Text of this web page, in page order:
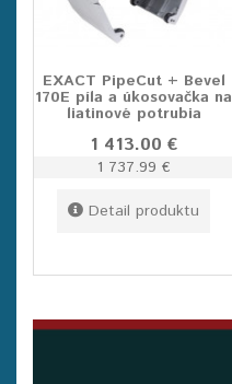
EXACT PipeCut + Bevel
170E píla a úkosovačka na
liatinové potrubia
1 413.00 €
1 737.99 €
Detail produktu